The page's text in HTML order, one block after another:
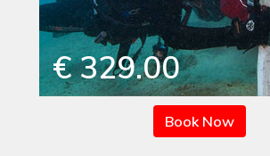
€ 329.00
Book Now